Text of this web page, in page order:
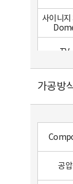
0
인
사이니지
TV
조명
자동
헤드
휴대
가공방
공